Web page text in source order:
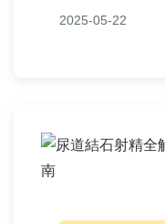
常刷牙、使用牙
2025-05-22